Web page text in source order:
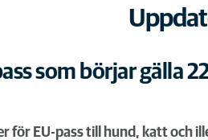
som börjar gälla
för EU-pass till hund, katt och